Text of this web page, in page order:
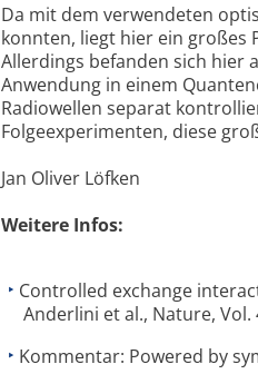
Da mit dem verwendeten
konnten, liegt hier ein großes
Allerdings befanden sich hier
Anwendung in einem
Radiowellen separat
Folgeexperimenten, diese
Jan Oliver Löfken
Weitere Infos:
Controlled exchange
Anderlini et al., Nature, Vol.
Kommentar: Powered by